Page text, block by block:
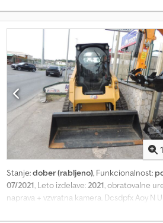
1
Stanje:dober (rabljeno), Funkcionalnost:
07/2021, Leto izdelave:2021, obratovalne
naprava + vzvratna kamera. Dcsdpfx Aoy N